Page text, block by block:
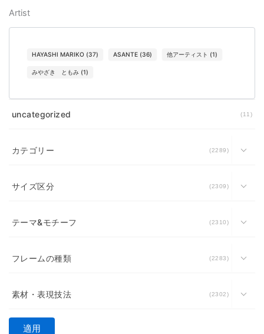
Artist
HAYASHI MARIKO (37) ASANTE (36) 他アーティスト (1)
みやざき ともみ (1)
uncategorized 11
カテゴリー 2289
サイズ区分 2309
テーマ&モチーフ 2310
フレームの種類 2283
素材・表現技法 2302
適用